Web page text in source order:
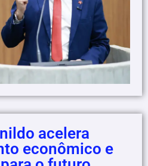
acelera
econômico e